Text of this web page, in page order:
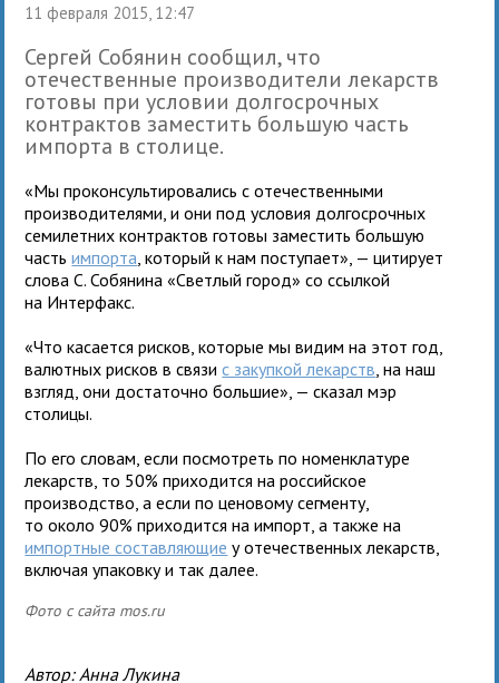
11 февраля 2015, 12:47
Сергей Собянин сообщил, что
отечественные производители лекарств
готовы при условии долгосрочных
контрактов заместить большую часть
импорта в столице.
«Мы проконсультировались с отечественными
производителями, и они под условия долгосрочных
семилетних контрактов готовы заместить большую
частьимпорта , который к нам поступает», — цитирует
слова С. Собянина «Светлый город» со ссылкой
на Интерфакс.
«Что касается рисков, которые мы видим на этот год,
валютных рисков в связис закупкой лекарств , на наш
взгляд, они достаточно большие», — сказал мэр
столицы.
По его словам, если посмотреть по номенклатуре
лекарств, то 50% приходится на российское
производство, а если по ценовому сегменту,
то около 90% приходится на импорт, а также на
импортные составляющие у отечественных лекарств,
включая упаковку и так далее.
Фото с сайта mos.ru
Автор: Анна Лукина